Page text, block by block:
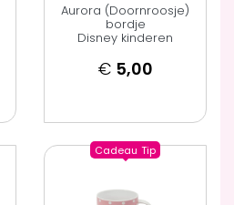
Aurora (Doornroosje)
bordje
Disney kinderen
€ 5,00
Cadeau Tip